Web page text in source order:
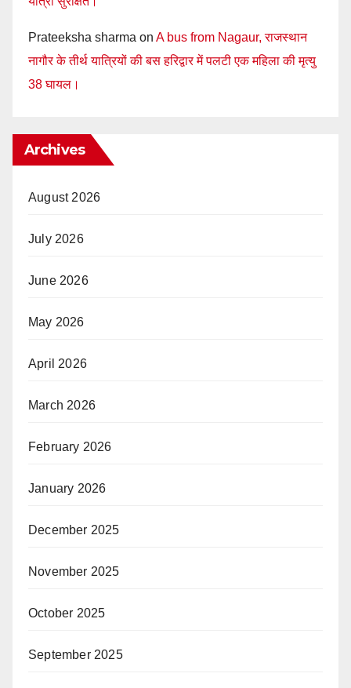
Prateeksha sharma on A bus from Nagaur, राजस्थान
नागौर के तीर्थ यात्रियों की बस हरिद्वार में पलटी एक महिला की मृत्यु
38 घायल।
Archives
August 2026
July 2026
June 2026
May 2026
April 2026
March 2026
February 2026
January 2026
December 2025
November 2025
October 2025
September 2025